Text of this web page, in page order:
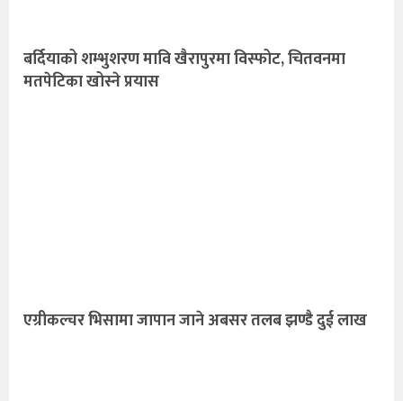
बर्दियाको शम्भुशरण मावि खैरापुरमा विस्फोट, चितवनमा
मतपेटिका खोस्ने प्रयास
एग्रीकल्चर भिसामा जापान जाने अबसर तलब झण्डै दुई लाख